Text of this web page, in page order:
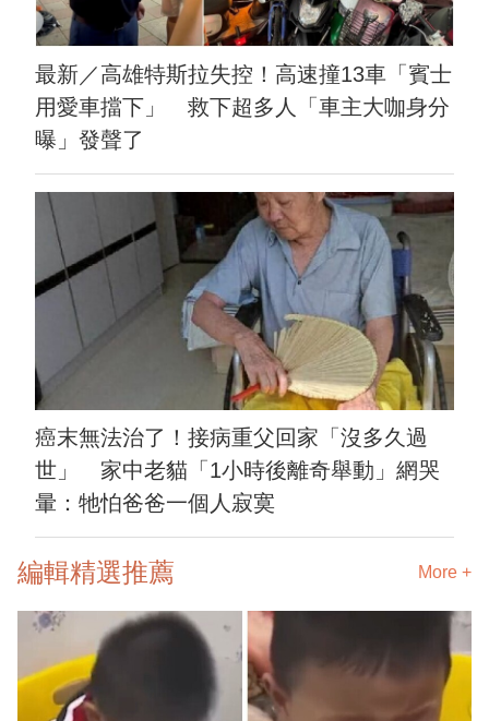
最新／高雄特斯拉失控！高速撞13車「賓士
用愛車擋下」 救下超多人「車主大咖身分
曝」發聲了
癌末無法治了！接病重父回家「沒多久過
世」 家中老貓「1小時後離奇舉動」網哭
暈：牠怕爸爸一個人寂寞
編輯精選推薦 More +